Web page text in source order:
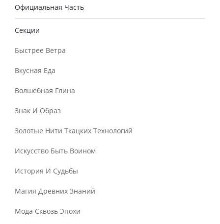
Официальная Часть
Секции
Быстрее Ветра
Вкусная Еда
Волшебная Глина
Знак И Образ
Золотые Нити Ткацких Технологий
Искусство Быть Воином
История И Судьбы
Магия Древних Знаний
Мода Сквозь Эпохи